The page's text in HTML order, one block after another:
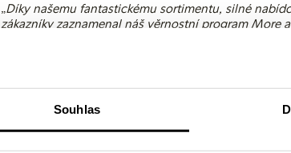
Souhlas
„Díky našemu fantastickému sortimentu, silné
zákazníky zaznamenal náš věrnostní program More
Během čtvrtletí společnost Lindex pokračovala v
tak v transformaci na udržitelnější a bezodpadové
obchodních modelů a prodlužování životnosti
oblečením z druhé ruky. Dalším důležitým krokem
opětovné využívání materiálů a snížit používání
vlákna, které je založeno na inovativním procesu